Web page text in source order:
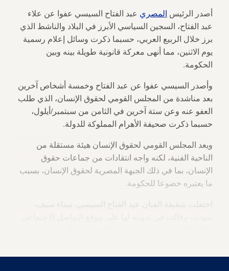
أصدر الرئيس المصري عبد الفتاح السيسي عفوا عن علاء
عبد الفتاح، السجين السياسي الأبرز في البلاد والناشط الذي
برز خلال الربيع العربي، حسبما ذكرت وسائل إعلام رسمية
يوم الاثنين، مما أنهى معركة قانونية طويلة بينه وبين
الحكومة.
وأصدر السيسي عفوا عن عبد الفتاح وخمسة أشخاص آخرين
بعد مناشدة من المجلس القومي لحقوق الإنسان، الذي طلب
العفو عنه وعن ستة آخرين في الثامن من سبتمبر/أيلول،
حسبما ذكرت صحيفة الأهرام المملوكة للدولة.
ويعد المجلس القومي لحقوق الإنسان هيئة مستقلة من
الناحية الفنية، لكنه واجه انتقادات من جماعات حقوق
الإنسان، بما في ذلك الجبهة المصرية لحقوق الإنسان، بسبب
ما يعتبره خضوعا للحكومة.
احتفلت شقيقة الفنان عبد الفتاح السيسي، سناء سيف،